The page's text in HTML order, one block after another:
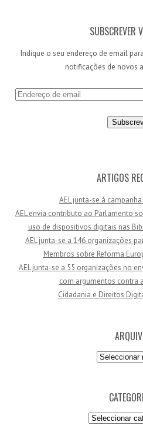
SUBSCREVER
Indique o seu endereço de email
notificações de novos
E
e
ARTIGOS
AEL junta-se à
AEL envia contributo ao Parlamento
uso de dispositivos digitais nas
AEL junta-se a 146 organizações
Membros sobre Reforma
AEL junta-se a 55 organizações no
com argumentos contra
Cidadania e Direitos
Arquivo
Categorias